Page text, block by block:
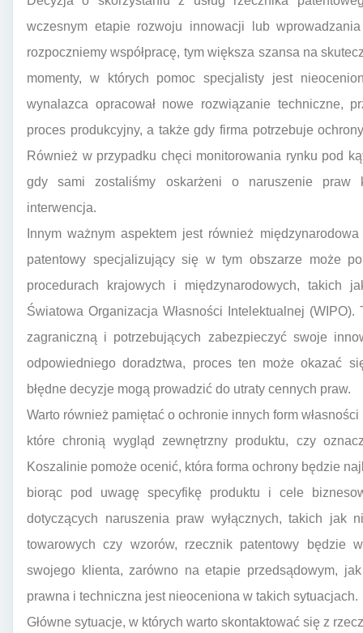
wczesnym etapie rozwoju innowacji lub
rozpoczniemy współpracę, tym większa szansa na
momenty, w których pomoc specjalisty jest
wynalazca opracował nowe rozwiązanie techniczne,
proces produkcyjny, a także gdy firma potrzebuje
Również w przypadku chęci monitorowania rynku pod
gdy sami zostaliśmy oskarżeni o naruszenie praw
interwencja.
Innym ważnym aspektem jest również
patentowy specjalizujący się w tym obszarze może
procedurach krajowych i międzynarodowych, takich
Światowa Organizacja Własności Intelektualnej
zagraniczną i potrzebujących zabezpieczyć swoje
odpowiedniego doradztwa, proces ten może okazać
błędne decyzje mogą prowadzić do utraty cennych praw.
Warto również pamiętać o ochronie innych form
które chronią wygląd zewnętrzny produktu, czy
Koszalinie pomoże ocenić, która forma ochrony będzie
biorąc pod uwagę specyfikę produktu i cele
dotyczących naruszenia praw wyłącznych, takich jak
towarowych czy wzorów, rzecznik patentowy będzie
swojego klienta, zarówno na etapie przedsądowym,
prawna i techniczna jest nieoceniona w takich sytuacjach.
Główne sytuacje, w których warto skontaktować się z